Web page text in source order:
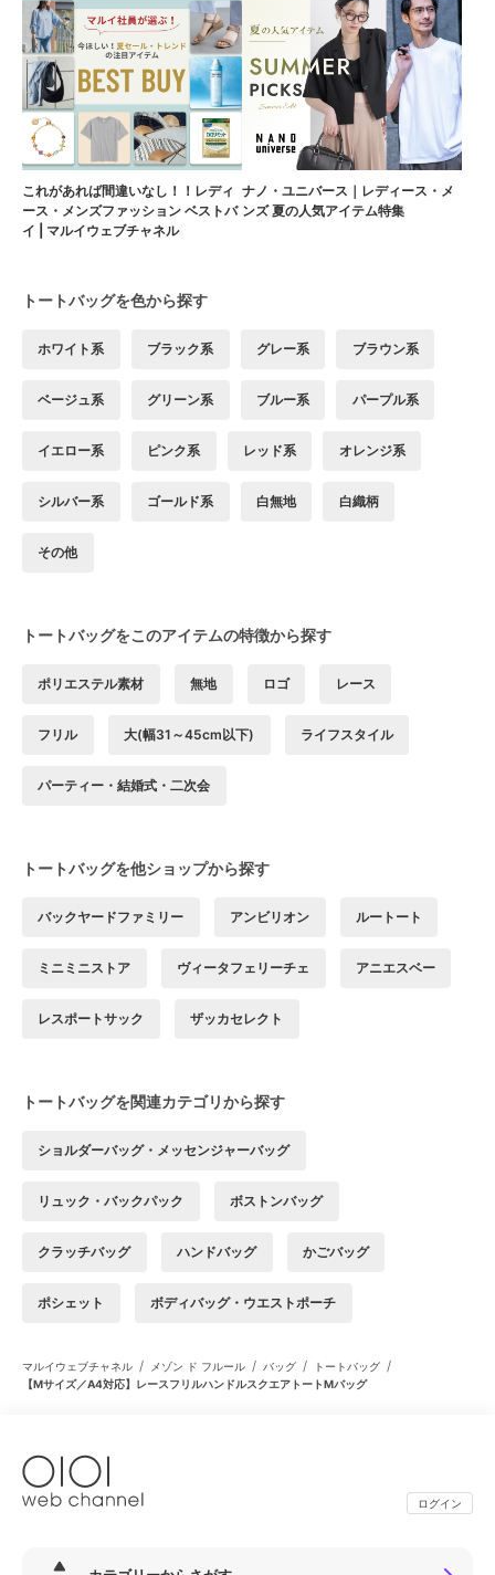
これがあれば間違いなし！！レディ
ース・メンズファッション ベストバ
イ | マルイウェブチャネル
ナノ・ユニバース｜レディース・メ
ンズ 夏の人気アイテム特集
トートバッグを色から探す
ホワイト系 ブラック系 グレー系 ブラウン系
ベージュ系 グリーン系 ブルー系 パープル系
イエロー系 ピンク系 レッド系 オレンジ系
シルバー系 ゴールド系 白無地 白織柄
その他
トートバッグをこのアイテムの特徴から探す
ポリエステル素材 無地 ロゴ レース
フリル 大(幅31～45cm以下) ライフスタイル
パーティー・結婚式・二次会
トートバッグを他ショップから探す
バックヤードファミリー アンビリオン ルートート
ミニミニストア ヴィータフェリーチェ アニエスベー
レスポートサック ザッカセレクト
トートバッグを関連カテゴリから探す
ショルダーバッグ・メッセンジャーバッグ
リュック・バックパック ボストンバッグ
クラッチバッグ ハンドバッグ かごバッグ
ポシェット ボディバッグ・ウエストポーチ
マルイウェブチャネル / メゾン ド フルール / バッグ / トートバッグ /
【Mサイズ／A4対応】レースフリルハンドルスクエアトートMバッグ
ログイン